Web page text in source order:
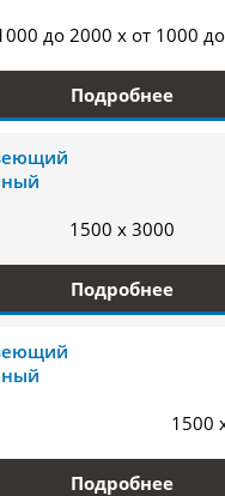
до 2000 x от 1000
Подробнее
1500 x 3000
Подробнее
1500
Подробнее